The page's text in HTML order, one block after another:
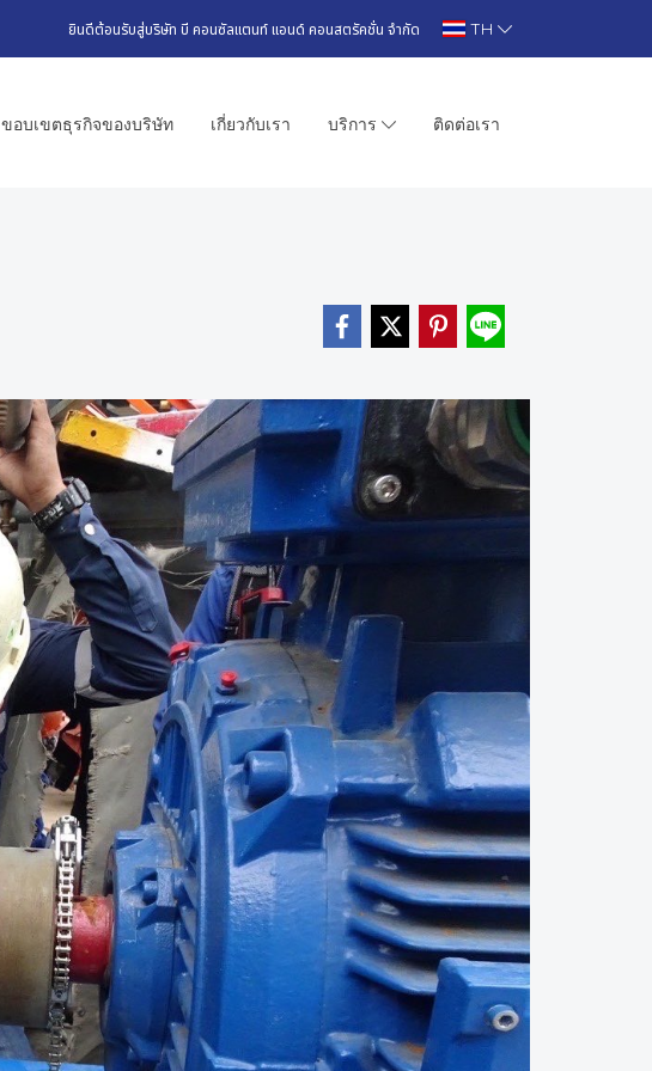
ยินดีต้อนรับสู่บริษัท บี คอนซัลแตนท์ แอนด์ คอนสตรัคชั่น จำกัด TH
ขอบเขตธุรกิจของบริษัท เกี่ยวกับเรา บริการ ติดต่อเรา